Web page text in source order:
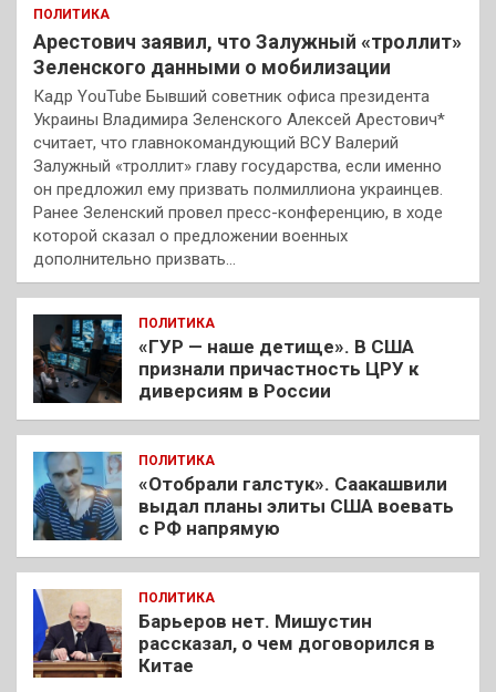
ПОЛИТИКА
Арестович заявил, что Залужный «троллит»
Зеленского данными о мобилизации
Кадр YouTube Бывший советник офиса президента
Украины Владимира Зеленского Алексей Арестович*
считает, что главнокомандующий ВСУ Валерий
Залужный «троллит» главу государства, если именно
он предложил ему призвать полмиллиона украинцев.
Ранее Зеленский провел пресс-конференцию, в ходе
которой сказал о предложении военных
дополнительно призвать…
ПОЛИТИКА
«ГУР — наше детище». В США
признали причастность ЦРУ к
диверсиям в России
ПОЛИТИКА
«Отобрали галстук». Саакашвили
выдал планы элиты США воевать
с РФ напрямую
ПОЛИТИКА
Барьеров нет. Мишустин
рассказал, о чем договорился в
Китае